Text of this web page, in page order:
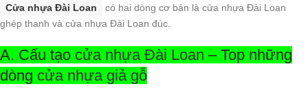
Cửa nhựa Đài Loan
có hai dòng cơ bản là cửa nhựa Đài Loan
ghép thanh và cửa nhựa Đài Loan đúc.
A. Cấu tạo cửa nhựa Đài Loan – Top những
dòng cửa nhựa giả gỗ